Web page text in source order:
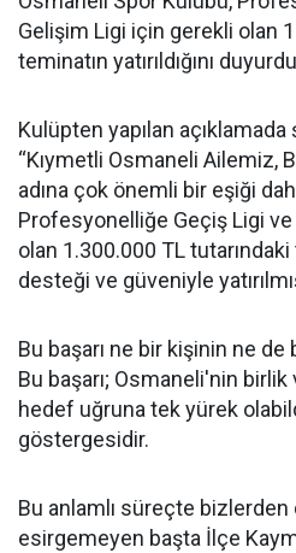
Gelişim Ligi için gerekli olan
teminatın yatırıldığını
Kulüpten yapılan
“Kıymetli Osmaneli Ailemiz,
adına çok önemli bir eşiği
Profesyonelliğe Geçiş Ligi
olan 1.300.000 TL
desteği ve güveniyle
Bu başarı ne bir kişinin ne de
Bu başarı; Osmaneli'nin birlik
hedef uğruna tek yürek
göstergesidir.
Bu anlamlı süreçte
esirgemeyen başta İlçe